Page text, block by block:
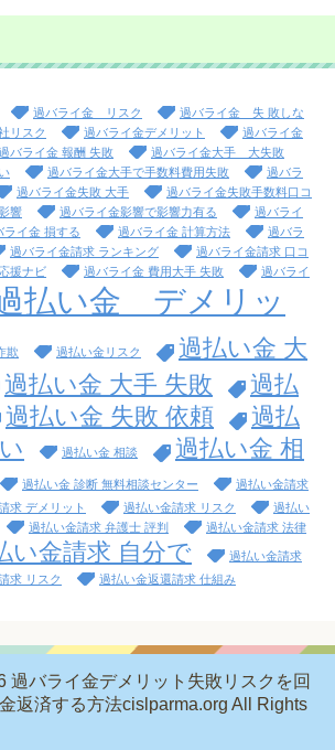
過バライ金 リスク
過バライ金 失 敗しな
リスク 過バライ金デメリット
過バライ金
バライ金 報酬 失敗
過バライ金大手 大失敗
過バライ金大手で手数料費用失敗
過バラ
過バライ金失敗 大手
過バライ金失敗手数料口コ
響 過バライ金影響で影響力有る
過バライ
ライ金 損する 過バライ金 計算方法
過バラ
過バライ金請求 ランキング
過バライ金請求 口コ
援ナビ 過バライ金 費用大手 失敗 過バライ
払い金 デメリッ
欺 過払い金リスク
過払い金 大
過払い金 大手 失敗
過払
過払い金 失敗 依頼
過払
過払い金 相談
過払い金 相
過払い金 診断 無料相談センター
過払い金請求
求 デメリット 過払い金請求 リスク
過払い
過払い金請求 弁護士 評判 過払い金請求 法律
い金請求 自分で
過払い金請求
求 リスク 過払い金返還請求 仕組み
過バライ金デメリット失敗リスクを回
返済する方法cislparma.org All Rights